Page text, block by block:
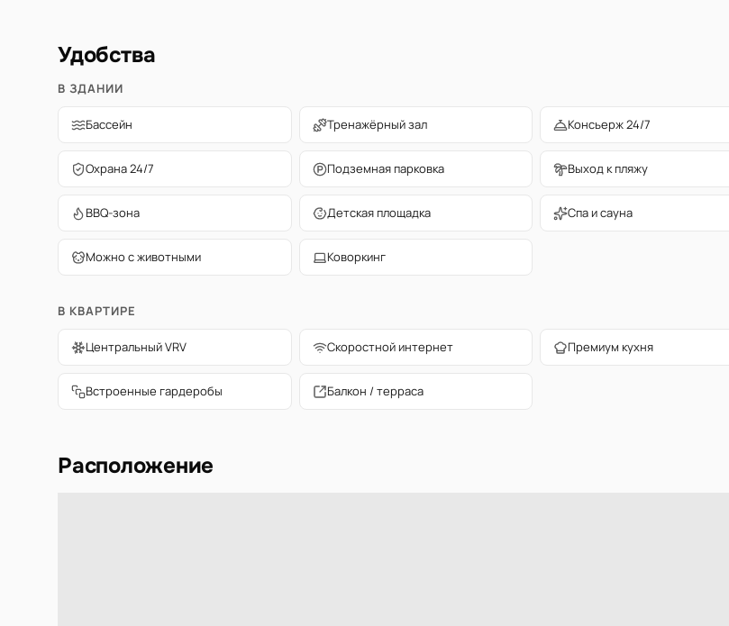
Удобства
В ЗДАНИИ
Бассейн Тренажёрный зал Консьерж 24/7
Охрана 24/7 Подземная парковка Выход к пляжу
BBQ-зона Детская площадка Спа и сауна
Можно с животными Коворкинг
В КВАРТИРЕ
Центральный VRV Скоростной интернет Премиум кухня
Встроенные гардеробы Балкон / терраса
Расположение